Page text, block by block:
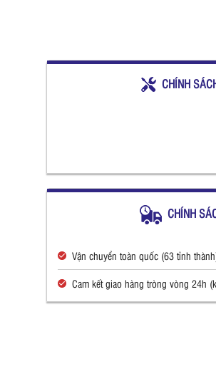
CHÍNH
CHÍNH
Vận chuyển toàn quốc (63 tỉnh
Cam kết giao hàng tròng vòng 24h